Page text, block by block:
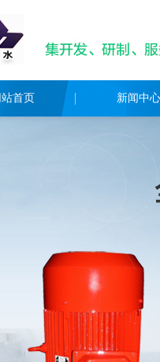
站首页 新闻中心